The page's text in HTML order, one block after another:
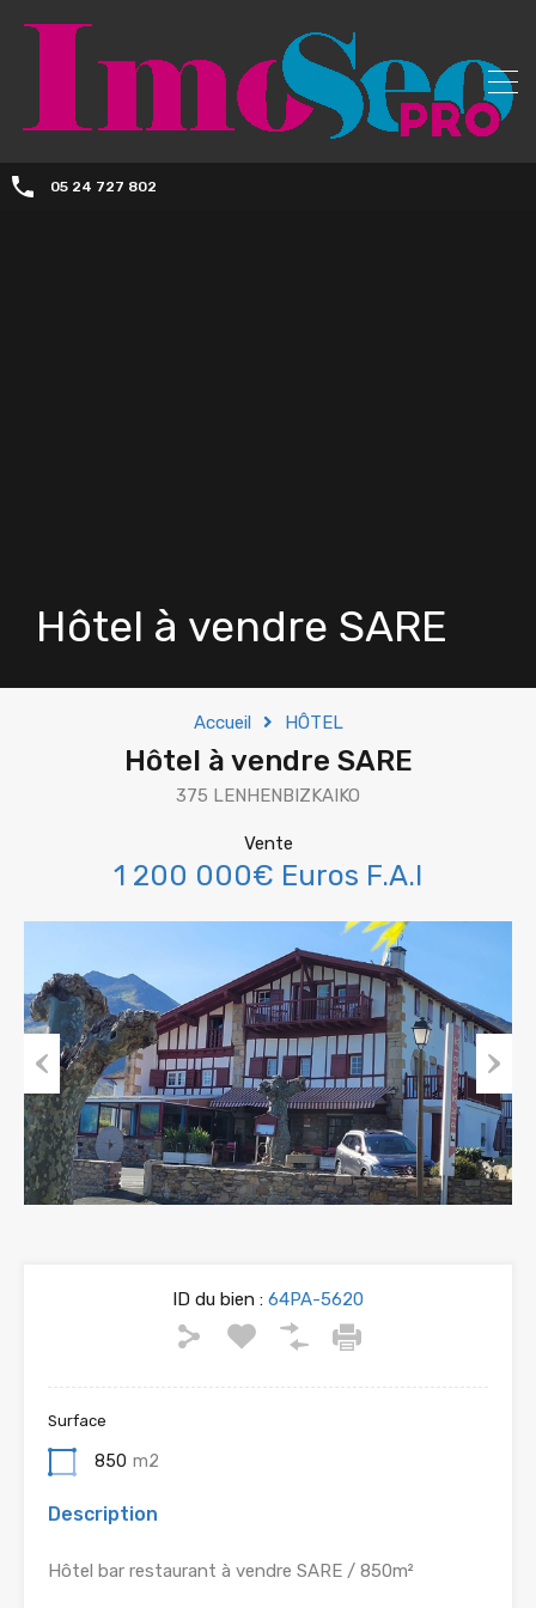
05 24 727 802
Hôtel à vendre SARE
Accueil HÔTEL
Hôtel à vendre SARE
375 LENHENBIZKAIKO
Vente
1 200 000€ Euros F.A.I
Previous Next
ID du bien : 64PA-5620
Surface
850 m2
Description
Hôtel bar restaurant à vendre SARE / 850m²